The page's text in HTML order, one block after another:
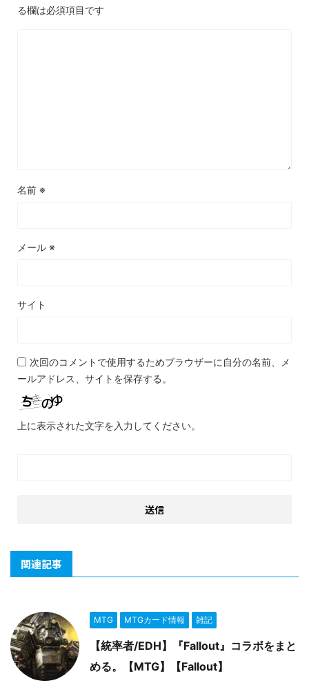
る欄は必須項目です
名前 ※
メール ※
サイト
次回のコメントで使用するためブラウザーに自分の名前、メ
ールアドレス、サイトを保存する。
上に表示された文字を入力してください。
関連記事
MTG MTGカード情報 雑記
【統率者/EDH】『Fallout』コラボをまと
める。【MTG】【Fallout】